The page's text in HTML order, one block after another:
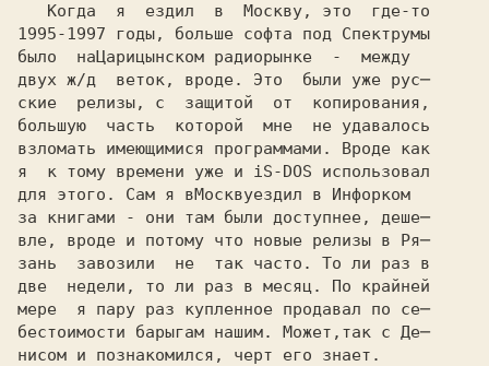
1995-1997 годы, больше софта под Спектрумы
было  наЦарицынском радиорынке  -  между
двух ж/д  веток, вроде. Это  были уже рус─
ские  релизы, с  защитой  от  копирования,
большую  часть  которой  мне  не удавалось
взломать имеющимися программами. Вроде как
я  к тому времени уже и iS-DOS использовал
для этого. Сам я вМосквуездил в Инфорком
за книгами - они там были доступнее, деше─
вле, вроде и потому что новые релизы в Ря─
зань  завозили  не  так часто. То ли раз в
две  недели, то ли раз в месяц. По крайней
мере  я пару раз купленное продавал по се─
бестоимости барыгам нашим. Может,так с Де─
нисом и познакомился, черт его знает.